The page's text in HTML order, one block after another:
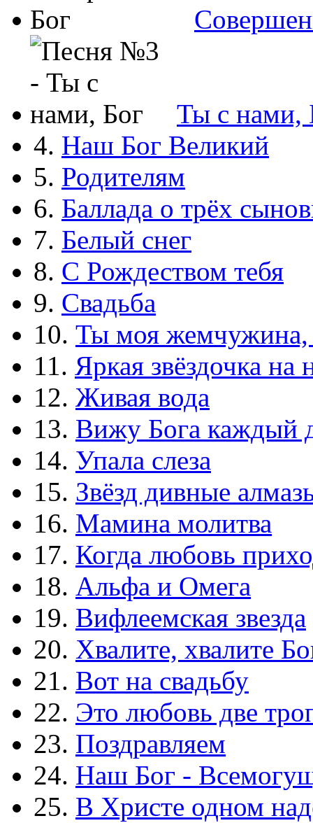
Ты с нами,
4. Наш Бог Великий
5. Родителям
6. Баллада о трёх
7. Белый снег
8. С Рождеством тебя
9. Свадьба
10. Ты моя жемчужина,
11. Яркая звёздочка на
12. Живая вода
13. Вижу Бога каждый
14. Упала слеза
15. Звёзд дивные
16. Мамина молитва
17. Когда любовь
18. Альфа и Омега
19. Вифлеемская звезда
20. Хвалите, хвалите
21. Вот на свадьбу
22. Это любовь две
23. Поздравляем
24. Наш Бог -
25. В Христе одном